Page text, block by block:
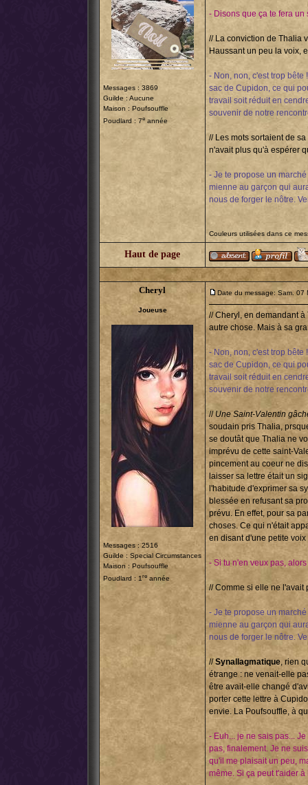
Messages : 3869
Guilde : Aucune
Maison : Poufsouffle
Poudlard : 7e année
- Disons que ça te fera
// La conviction de Thalia
Haussant un peu la voix,
- Non, non, c'est trop
sac de Cupidon, ce qui
travail soit réduit en
souvenir de notre
// Les mots sortaient de
n'avait plus qu'à espérer
- Je te propose un marché
mienne au garçon qui
nous de forger le nôtre.
Couleurs utilisées dans ce
Haut de page
Cheryl
Joueuse
Messages : 2516
Guilde : Special Circumstances
Maison : Poufsouffle
Poudlard : 1re année
Date du message: Sam. 07
// Cheryl, en demandant
autre chose. Mais à sa
- Non, non, c'est trop
sac de Cupidon, ce qui
travail soit réduit en
souvenir de notre
// Une Saint-Valentin
soudain pris Thalia,
se doutât que Thalia ne
imprévu de cette saint-
pincement au coeur ne
laisser sa lettre était un
l'habitude d'exprimer sa
blessée en refusant sa
prévu. En effet, pour sa
choses. Ce qui n'était
en disant d'une petite voix
- Si tu n'en veux pas,
// Comme si elle ne l'avait
- Je te propose un
mienne au garçon qui
nous de forger le nôtre.
//Synallagmatique, rien
étrange : ne venait-elle
être avait-elle changé
porter cette lettre à
envie. La Poufsouffle, à
- Euh... je ne sais pas...
pas, finalement. Je ne
qu'il me plaisait un peu,
même. Si ça peut t'aider à